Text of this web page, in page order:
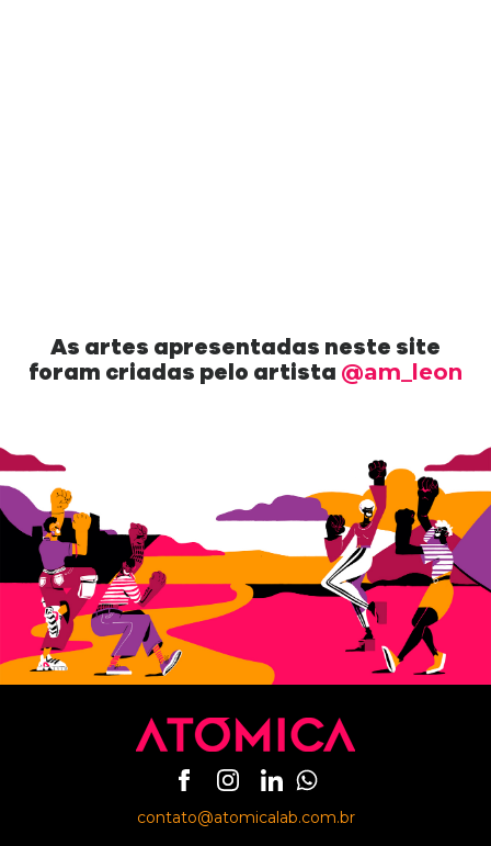
As artes apresentadas neste site
foram criadas pelo artista @am_leon
contato@atomicalab.com.br